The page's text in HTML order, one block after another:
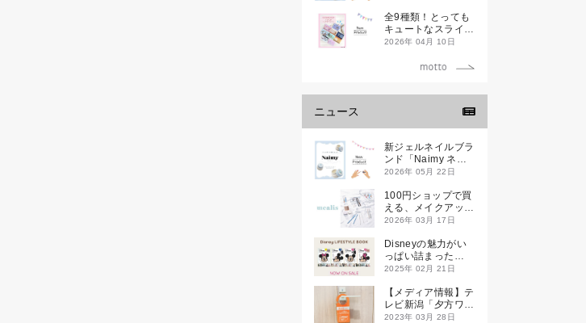
全9種類！とっても
キュートなスライダ
ーケースが新登場し
2026年 04月 10日
ニュース
新ジェルネイルブラ
ンド「Naimy ネイ
ミィ」が誕生します
2026年 05月 22日
100円ショップで買
える、メイクアップ
ブランド
ス）」誕生。
2026年 03月 17日
Disneyの魅力がい
っぱい詰まった
『Disney
』が2月21日(金)に
新発売！
2025年 02月 21日
【メディア情報】テ
レビ新潟「夕方ワイ
ド新潟一番」
2023年 03月 28日